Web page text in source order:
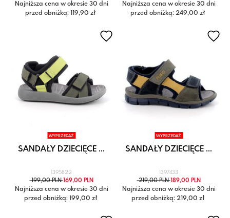
Najniższa cena w okresie 30 dni
przed obniżką: 119,90 zł
Najniższa cena w okresie 30 dni
przed obniżką: 249,00 zł
WYPRZEDAŻ
SANDAŁY DZIECIĘCE ...
1395822
199,00 PLN169,00 PLN
Najniższa cena w okresie 30 dni
przed obniżką: 199,00 zł
WYPRZEDAŻ
SANDAŁY DZIECIĘCE ...
1397433
219,00 PLN189,00 PLN
Najniższa cena w okresie 30 dni
przed obniżką: 219,00 zł